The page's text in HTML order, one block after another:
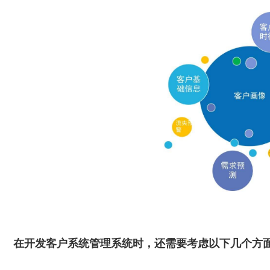
在开发客户系统管理系统时，还需要考虑以下几个方